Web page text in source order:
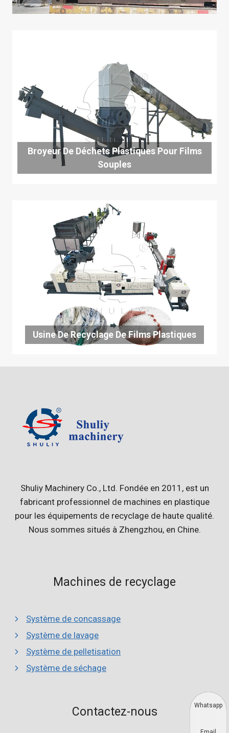
Broyeur De Déchets Plastiques Pour Films
Souples
Usine De Recyclage De Films Plastiques
Shuliy Machinery Co., Ltd. Fondée en 2011, est un
fabricant professionnel de machines en plastique
pour les équipements de recyclage de haute qualité.
Nous sommes situés à Zhengzhou, en Chine.
Machines de recyclage
Système de concassage
Système de lavage
Système de pelletisation
Système de séchage
Contactez-nous Whatsapp